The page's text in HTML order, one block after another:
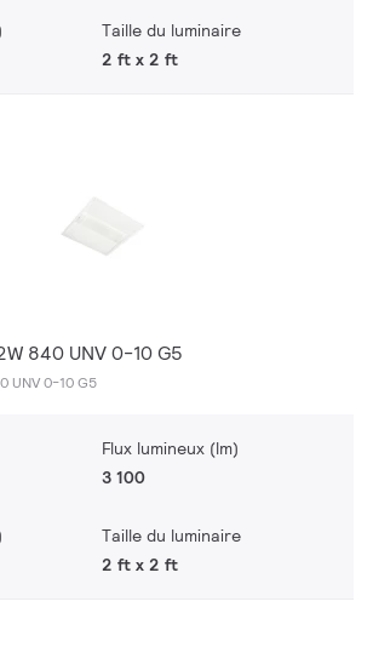
Taille du luminaire
2 ft x 2 ft
840 UNV 0-10 G5
UNV 0-10 G5
Flux lumineux (lm)
3 100
Taille du luminaire
2 ft x 2 ft